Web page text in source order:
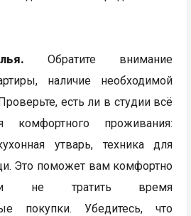
Обратите внимание
наличие необходимой
есть ли в студии всё
комфортного проживания:
утварь, техника для
Это поможет вам комфортно
и не тратить время
покупки. Убедитесь, что